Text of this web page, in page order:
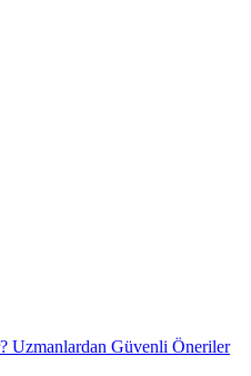
Uzmanlardan Güvenli Öneriler